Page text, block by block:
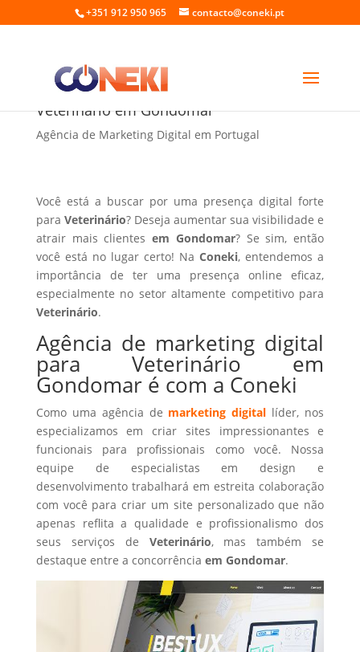
+351 912 950 965 contacto@coneki.pt
Agência de marketing digital para
Veterinário em Gondomar
Agência de Marketing Digital em Portugal
Você está a buscar por uma presença digital forte
para Veterinário? Deseja aumentar sua visibilidade e
atrair mais clientesem Gondomar? Se sim, então
você está no lugar certo! NaConeki, entendemos a
importância de ter uma presença online eficaz,
especialmente no setor altamente competitivo para
Veterinário.
Agência de marketing digital
para Veterinário em
Gondomar é com a Coneki
Como uma agência de marketing digital líder, nos
especializamos em criar sites impressionantes e
funcionais para profissionais como você. Nossa
equipe de especialistas em design e
desenvolvimento trabalhará em estreita colaboração
com você para criar um site personalizado que não
apenas reflita a qualidade e profissionalismo dos
seus serviços de Veterinário, mas também se
destaque entre a concorrência em Gondomar.